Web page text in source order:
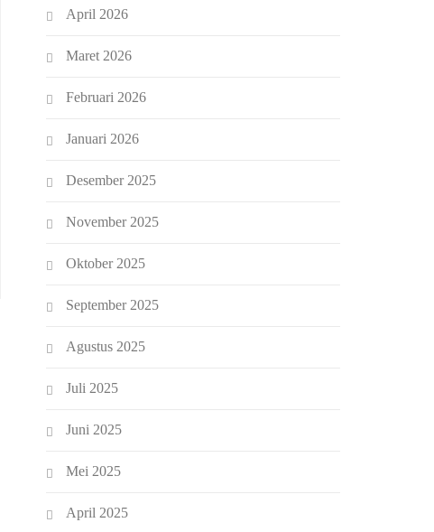
April 2026
Maret 2026
Februari 2026
Januari 2026
Desember 2025
November 2025
Oktober 2025
September 2025
Agustus 2025
Juli 2025
Juni 2025
Mei 2025
April 2025